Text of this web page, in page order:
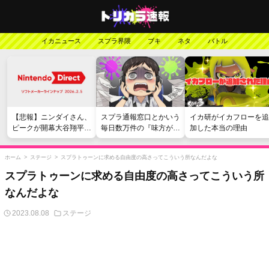
イカニュース スプラ界隈 ブキ ネタ バトル
【悲報】ニンダイさん、
ピークが開幕大谷翔平の
がっかりダイレクトだっ
たと言われてしまう
スプラ通報窓口とかいう
毎日数万件の『味方が弱
い』愚痴を読まされる苦
行
イカ研がイカフローを追
加した本当の理由
ホーム > ステージ > スプラトゥーンに求める自由度の高さってこういう所なんだよな
スプラトゥーンに求める自由度の高さってこういう所
なんだよな
2023.08.08 ステージ